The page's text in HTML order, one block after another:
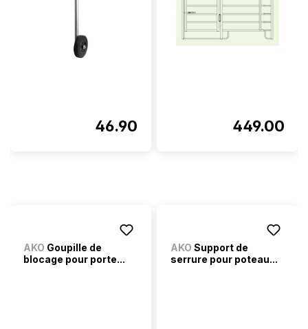
46.90 449.00
AKO Goupille de
blocage pour porte...
AKO Support de
serrure pour poteau...